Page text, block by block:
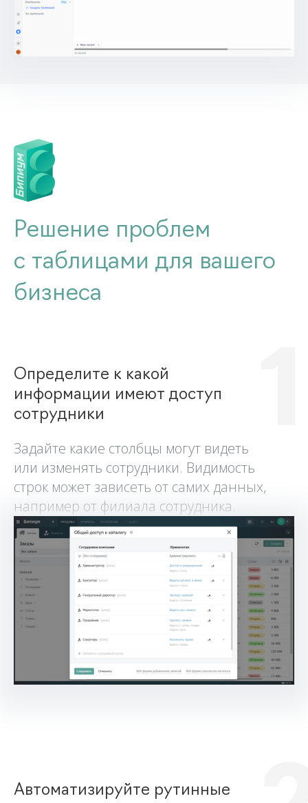
Решение проблем
с таблицами для вашего
бизнеса
Определите к какой
информации имеют доступ
сотрудники
Задайте какие столбцы могут видеть
или изменять сотрудники. Видимость
строк может зависеть от самих данных,
например от филиала сотрудника.
Автоматизируйте рутинные